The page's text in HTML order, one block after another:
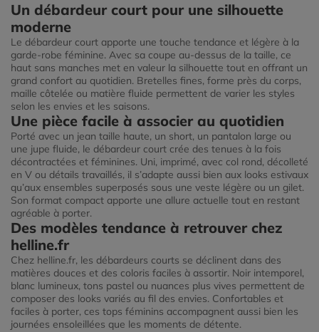
Un débardeur court pour une silhouette
moderne
Le débardeur court apporte une touche tendance et légère à la
garde-robe féminine. Avec sa coupe au-dessus de la taille, ce
haut sans manches met en valeur la silhouette tout en offrant un
grand confort au quotidien. Bretelles fines, forme près du corps,
maille côtelée ou matière fluide permettent de varier les styles
selon les envies et les saisons.
Une pièce facile à associer au quotidien
Porté avec un jean taille haute, un short, un pantalon large ou
une jupe fluide, le débardeur court crée des tenues à la fois
décontractées et féminines. Uni, imprimé, avec col rond, décolleté
en V ou détails travaillés, il s’adapte aussi bien aux looks estivaux
qu’aux ensembles superposés sous une veste légère ou un gilet.
Son format compact apporte une allure actuelle tout en restant
agréable à porter.
Des modèles tendance à retrouver chez
helline.fr
Chez helline.fr, les débardeurs courts se déclinent dans des
matières douces et des coloris faciles à assortir. Noir intemporel,
blanc lumineux, tons pastel ou nuances plus vives permettent de
composer des looks variés au fil des envies. Confortables et
faciles à porter, ces tops féminins accompagnent aussi bien les
journées ensoleillées que les moments de détente.